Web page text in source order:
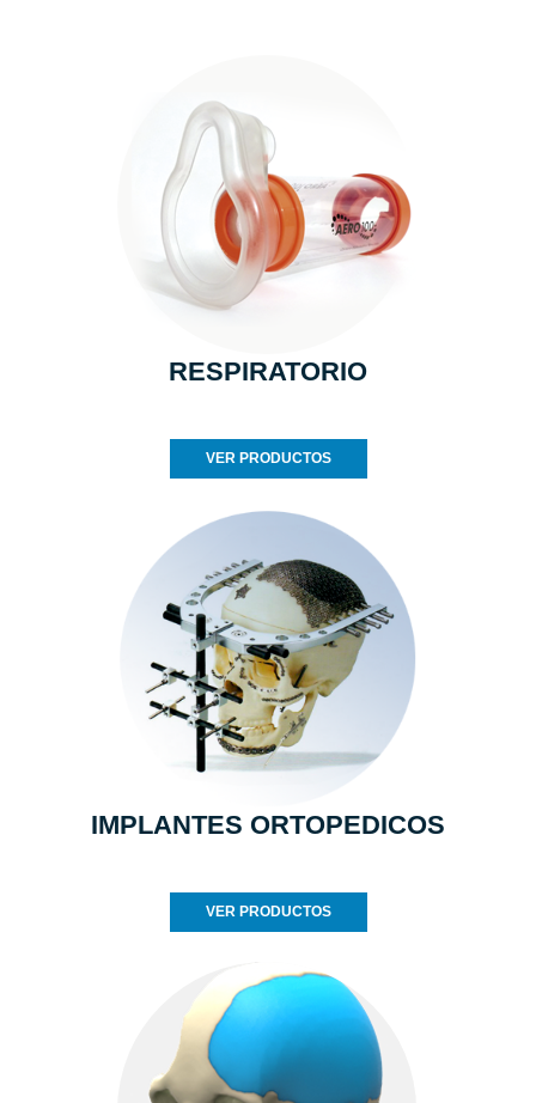
RESPIRATORIO
VER PRODUCTOS
IMPLANTES ORTOPEDICOS
VER PRODUCTOS